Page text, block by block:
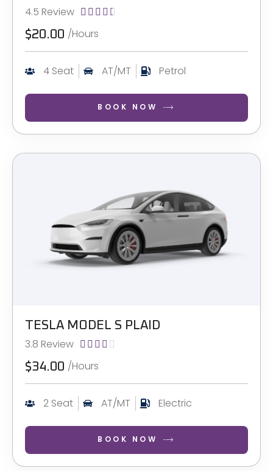
4.5 Review     
$20.00 /Hours
4 Seat AT/MT Petrol
BOOK NOW
TESLA MODEL S PLAID
3.8 Review     
$34.00 /Hours
2 Seat AT/MT Electric
BOOK NOW